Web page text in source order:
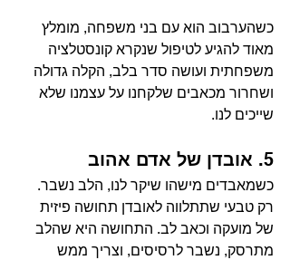
כשהערבוב הוא עם בני משפחה, מומלץ
מאוד להגיע לטיפול שנקרא קונסטלציה
משפחתית ועושה סדר בלב, הקלה גדולה
ושחרור מכאבים שלקחנו על עצמנו שלא
שייכים לנו.
5. אובדן של אדם אהוב
כשמאבדים מישהו שיקר לנו, הלב נשבר.
רק טבעי שתתלווה לאובדן תחושה פיזית
של מועקה וכאב לב. התחושה היא שהלב
מתרסק, נשבר לרסיסים, וצריך ממש